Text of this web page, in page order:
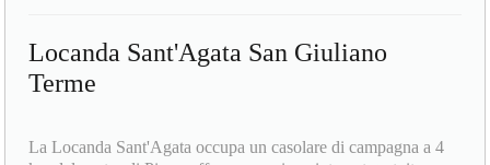
Locanda Sant'Agata San Giuliano
Terme
La Locanda Sant'Agata occupa un casolare di campagna a 4